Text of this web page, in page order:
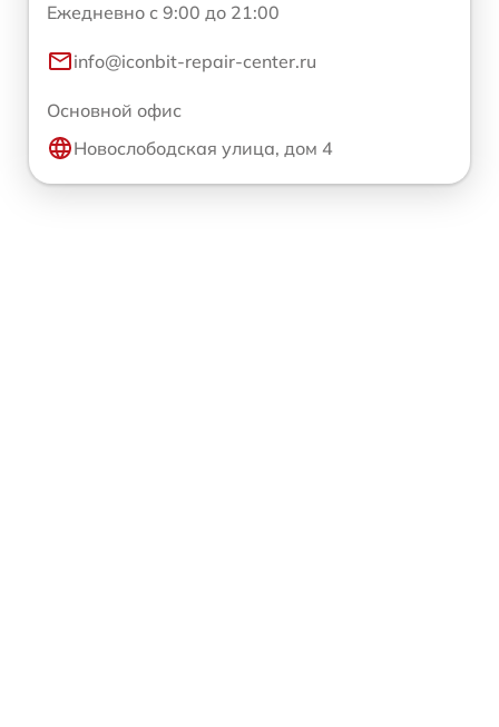
Ежедневно с 9:00 до 21:00
info@iconbit-repair-center.ru
Основной офис
Новослободская улица, дом 4